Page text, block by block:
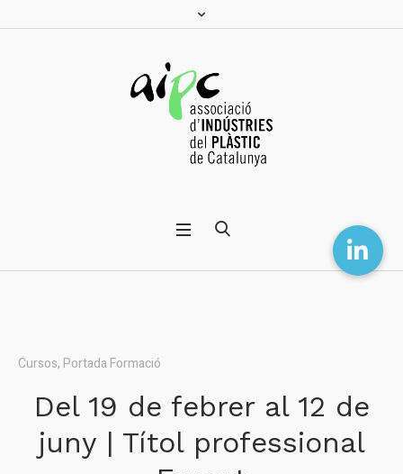
Cursos, Portada Formació
Del 19 de febrer al 12 de
juny | Títol professional